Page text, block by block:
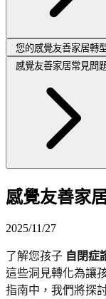
您的感覺友善家居轉
感覺友善家居常見問
感覺友善家
2025/11/27
了解您孩子 自閉症
這些洞見轉化為讓
指南中，我們將探